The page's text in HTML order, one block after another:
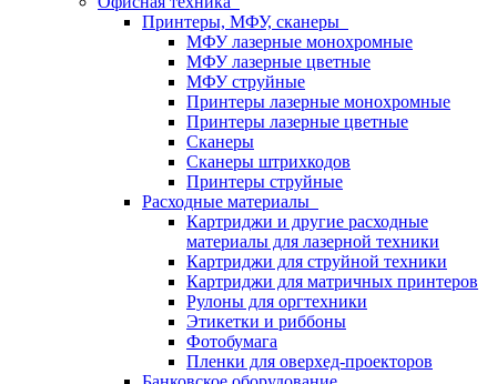
Принтеры, МФУ, сканеры
МФУ лазерные монохромные
МФУ лазерные цветные
МФУ струйные
Принтеры лазерные монохромные
Принтеры лазерные цветные
Сканеры
Сканеры штрихкодов
Принтеры струйные
Расходные материалы
Картриджи и другие расходные
материалы для лазерной техники
Картриджи для струйной техники
Картриджи для матричных принтеров
Рулоны для оргтехники
Этикетки и риббоны
Фотобумага
Пленки для оверхед-проекторов